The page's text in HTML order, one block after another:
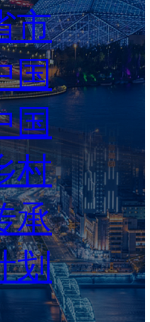
生态环境 一带一路 央博
大国保险 云顶对话 云起
节目单
市
国
国
村
承
划